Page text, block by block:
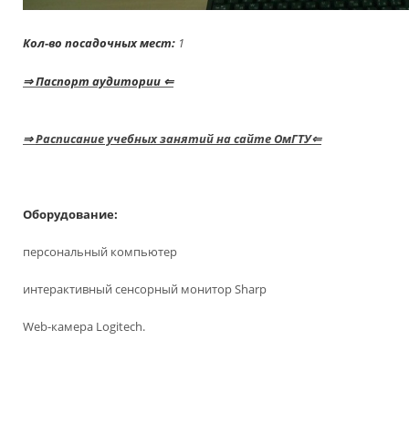
Кол-во посадочных мест:
⇒ Паспорт аудитории ⇐
⇒Расписание учебных занятий на сайте ОмГТУ⇐
Оборудование:
персональный компьютер
интерактивный сенсорный монитор Sharp
Web-камера Logitech.